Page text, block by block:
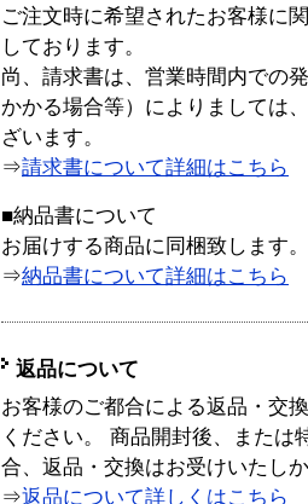
ご注文時に希望されたお客様に
しております。
尚、請求書は、営業時間内での
かかる場合等）によりましては
ざいます。
⇒請求書について詳細はこちら
■納品書について
お届けする商品に同梱致します。
⇒納品書について詳細はこちら
返品について
お客様のご都合による返品・交
ください。 商品開封後、または
合、返品・交換はお受けいたし
⇒返品について詳しくはこちら